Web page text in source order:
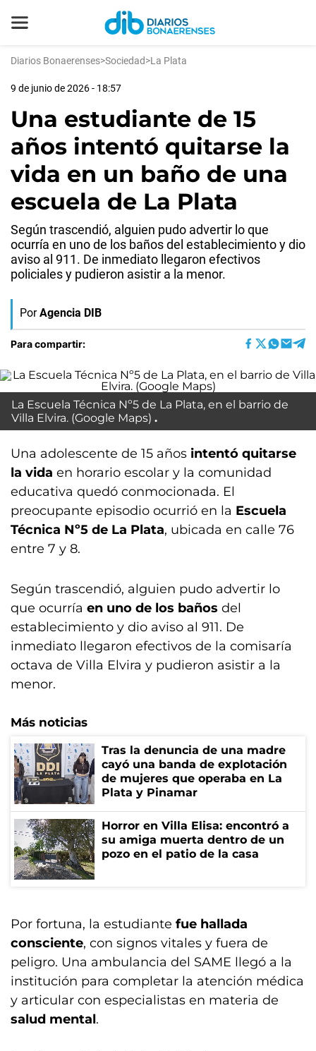
Diarios Bonaerenses>Sociedad>La Plata
9 de junio de 2026 - 18:57
Una estudiante de 15
años intentó quitarse la
vida en un baño de una
escuela de La Plata
Según trascendió, alguien pudo advertir lo que
ocurría en uno de los baños del establecimiento y dio
aviso al 911. De inmediato llegaron efectivos
policiales y pudieron asistir a la menor.
Por Agencia DIB
Para compartir:
La Escuela Técnica Nº5 de La Plata, en el barrio de
Villa Elvira. (Google Maps)
Una adolescente de 15 años intentó quitarse
la vida en horario escolar y la comunidad
educativa quedó conmocionada. El
preocupante episodio ocurrió en la Escuela
Técnica Nº5 de La Plata, ubicada en calle 76
entre 7 y 8.
Según trascendió, alguien pudo advertir lo
que ocurría en uno de los baños del
establecimiento y dio aviso al 911. De
inmediato llegaron efectivos de la comisaría
octava de Villa Elvira y pudieron asistir a la
menor.
Más noticias
Tras la denuncia de una madre
cayó una banda de explotación
de mujeres que operaba en La
Plata y Pinamar
Horror en Villa Elisa: encontró a
su amiga muerta dentro de un
pozo en el patio de la casa
Por fortuna, la estudiante fue hallada
consciente, con signos vitales y fuera de
peligro. Una ambulancia del SAME llegó a la
institución para completar la atención médica
y articular con especialistas en materia de
salud mental.